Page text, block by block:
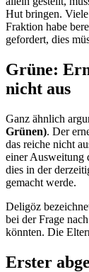
Hut bringen.
Fraktion habe
gefordert, dies
Grüne:
nicht aus
Ganz ähnlich
Grünen). Der
das reiche nicht
einer Ausweitung
dies in der
gemacht werde.
Deligöz
bei der Frage
könnten. Die
Erster